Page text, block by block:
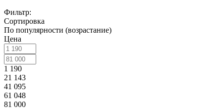
Фильтр:
Сортировка
По популярности (возрастание)
Цена
1 190
21 143
41 095
61 048
81 000